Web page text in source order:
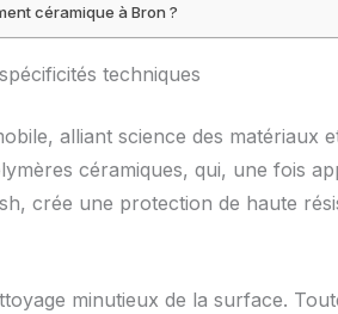
céramique à Bron ?
techniques
alliant science des matériaux
céramiques, qui, une fois
crée une protection de haute
minutieux de la surface.